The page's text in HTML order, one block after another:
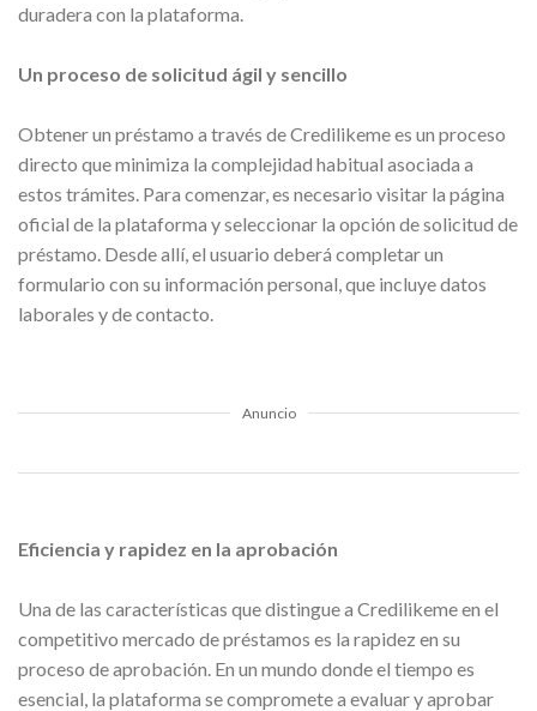
duradera con la plataforma.
Un proceso de solicitud ágil y sencillo
Obtener un préstamo a través de Credilikeme es un proceso
directo que minimiza la complejidad habitual asociada a
estos trámites. Para comenzar, es necesario visitar la página
oficial de la plataforma y seleccionar la opción de solicitud de
préstamo. Desde allí, el usuario deberá completar un
formulario con su información personal, que incluye datos
laborales y de contacto.
Anuncio
Eficiencia y rapidez en la aprobación
Una de las características que distingue a Credilikeme en el
competitivo mercado de préstamos es la rapidez en su
proceso de aprobación. En un mundo donde el tiempo es
esencial, la plataforma se compromete a evaluar y aprobar